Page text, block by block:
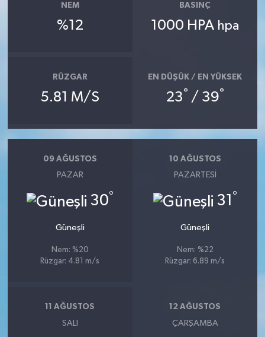
NEM
%12
BASINÇ
1000 HPA hpa
RÜZGAR
5.81 M/S
EN DÜŞÜK / EN YÜKSEK
23° / 39°
09 AĞUSTOS
PAZAR
30°
Güneşli
Nem: %20
Rüzgar: 4.81 m/s
10 AĞUSTOS
PAZARTESI
31 °
Güneşli
Nem: %22
Rüzgar: 6.89 m/s
11 AĞUSTOS
SALI
12 AĞUSTOS
ÇARŞAMBA